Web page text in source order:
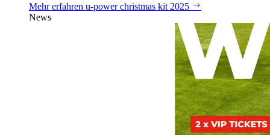
Mehr erfahren u‑power christmas kit 2025
News